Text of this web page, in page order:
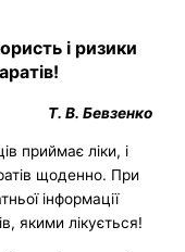
і ризики
Т. В. Бевзенко
приймає ліки, і
щоденно. При
інформації
якими лікується!